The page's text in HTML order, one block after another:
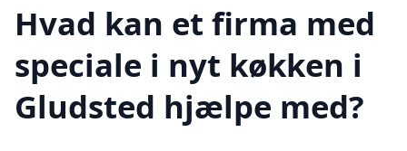
Hvad kan et firma med
speciale i nyt køkken i
Gludsted hjælpe med?